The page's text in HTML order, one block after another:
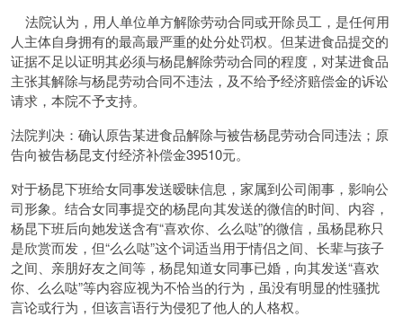
法院认为，用人单位单方解除劳动合同或开除员工，是任何用
人主体自身拥有的最高最严重的处分处罚权。但某进食品提交的
证据不足以证明其必须与杨昆解除劳动合同的程度，对某进食品
主张其解除与杨昆劳动合同不违法，及不给予经济赔偿金的诉讼
请求，本院不予支持。
法院判决：确认原告某进食品解除与被告杨昆劳动合同违法；原
告向被告杨昆支付经济补偿金39510元。
对于杨昆下班给女同事发送暧昧信息，家属到公司闹事，影响公
司形象。结合女同事提交的杨昆向其发送的微信的时间、内容，
杨昆下班后向她发送含有“喜欢你、么么哒”的微信，虽杨昆称只
是欣赏而发，但“么么哒”这个词适当用于情侣之间、长辈与孩子
之间、亲朋好友之间等，杨昆知道女同事已婚，向其发送“喜欢
你、么么哒”等内容应视为不恰当的行为，虽没有明显的性骚扰
言论或行为，但该言语行为侵犯了他人的人格权。